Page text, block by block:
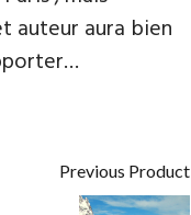
auteur aura bien
Previous Product